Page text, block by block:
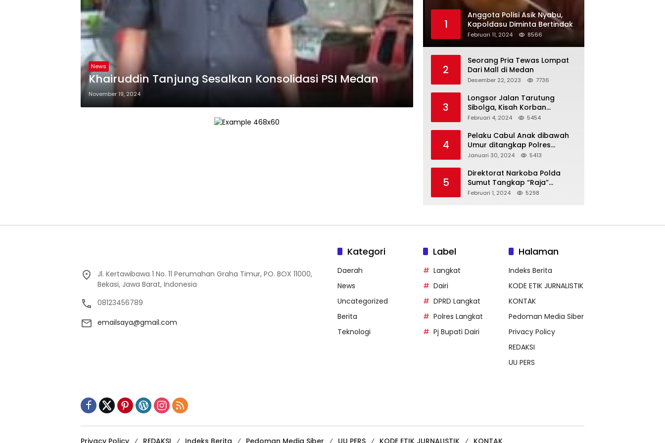
News
Khairuddin Tanjung Sesalkan Konsolidasi PSI Medan
November 19, 2024
1
Anggota Polisi Asik Nyabu,
Kapoldasu Diminta Bertindak
Februari 11, 2024 8566
2
Seorang Pria Tewas Lompat
Dari Mall di Medan
Desember 22, 2023 7736
3
Longsor Jalan Tarutung
Sibolga, Kisah Korban
Selamat
Februari 4, 2024 5454
4
Pelaku Cabul Anak dibawah
Umur ditangkap Polres
Langkat
Januari 30, 2024 5413
5
Direktorat Narkoba Polda
Sumut Tangkap “Raja”
Narkoba
Februari 1, 2024 5298
Jl. Kertawibawa 1 No. 11 Perumahan Graha Timur, PO. BOX 11000,
Bekasi, Jawa Barat, Indonesia
08123456789
emailsaya@gmail.com
Kategori
Daerah
News
Uncategorized
Berita
Teknologi
Label
Langkat
Dairi
DPRD Langkat
Polres Langkat
Pj Bupati Dairi
Halaman
Indeks Berita
KODE ETIK JURNALISTIK
KONTAK
Pedoman Media Siber
Privacy Policy
REDAKSI
UU PERS